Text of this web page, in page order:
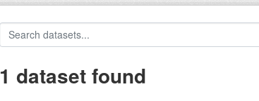
1 dataset found